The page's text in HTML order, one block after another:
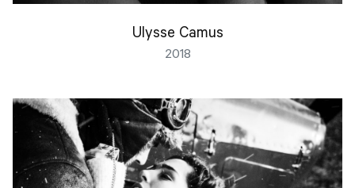
Ulysse Camus
2018